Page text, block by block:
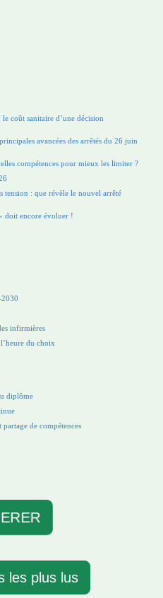
coût sanitaire d’une décision
avancées des arrêtés du 26 juin
compétences pour mieux les limiter ?
: que révèle le nouvel arrêté
doit encore évoluer !
infirmières
du choix
diplôme
de compétences
les plus lus